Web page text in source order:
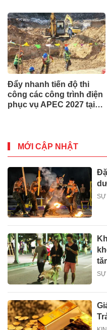
Đẩy nhanh tiến độ thi
công các công trình điện
phục vụ APEC 2027 tại
MỚI CẬP NHẬT
SỰ
SỰ